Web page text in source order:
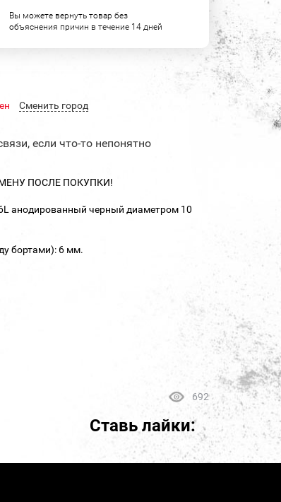
Вы можете вернуть товар без
объяснения причин в течение 14 дней
Cменить город
если что-то непонятно
ПОСЛЕ ПОКУПКИ!
анодированный черный диаметром 10
бортами): 6 мм.
692
Ставь лайки: